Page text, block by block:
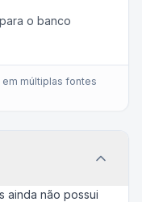
o banco
múltiplas fontes
ainda não possui